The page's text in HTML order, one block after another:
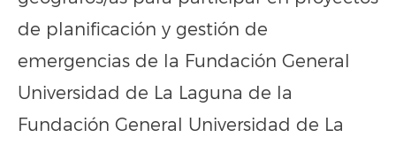
de planificación y gestión de
emergencias de la Fundación General
Universidad de La Laguna de la
Fundación General Universidad de La